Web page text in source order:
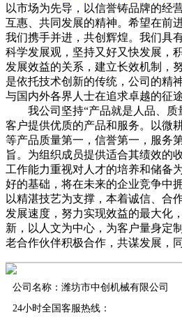
以市场为先导，以信誉铸品牌的经
互惠、共同发展的精神。希望在前
我们携手并进，共创辉煌。我们具
科学发展观，坚持又好又快发展，
发展效益的关系，建立长效机制，
是依托技术创新的传统，公司的精
与国内外各界人士在追求卓越的征
我公司坚持“产品就是人品、质
客户提供优质的产品和服务。以微
等产品质量第一，信誉第一，服务
旨。为组织成员提供适合其绩效的
工作能力重视对人才的培养和储备
好的基础，将在未来的企业竞争中
以精湛技艺为支撑，本着诚信、合
发展速度，努力实现效益的最大化
新，以人文为中心，为客户量身定
老合作伙伴积极合作，共谋发展，
公司名称：潍坊市中创机械有限公司
24小时全国客服热线：